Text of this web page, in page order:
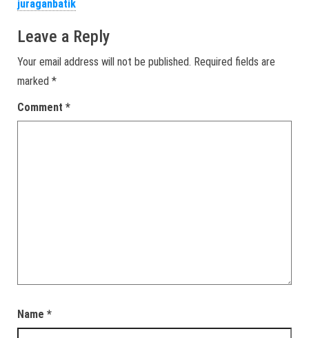
juraganbatik
Leave a Reply
Your email address will not be published. Required fields are
marked *
Comment *
Name *